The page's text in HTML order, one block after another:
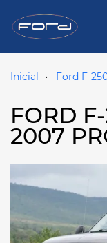
Inicial Ford F-
FORD
2007